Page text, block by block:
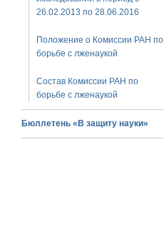
26.02.2013 по 28.06.2016
Положение о Комиссии РАН по
борьбе с лженаукой
Состав Комиссии РАН по
борьбе с лженаукой
Бюллетень «В защиту науки»